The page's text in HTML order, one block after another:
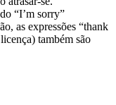
“I’m sorry”
as expressões “thank
também são